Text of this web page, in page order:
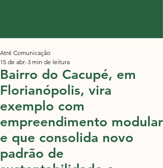
Bairro do Cacupé, em
Florianópolis, vira
exemplo com
empreendimento modular
e que consolida novo
padrão de
Atré Comunicação
15 de abr. 3 min de leitura